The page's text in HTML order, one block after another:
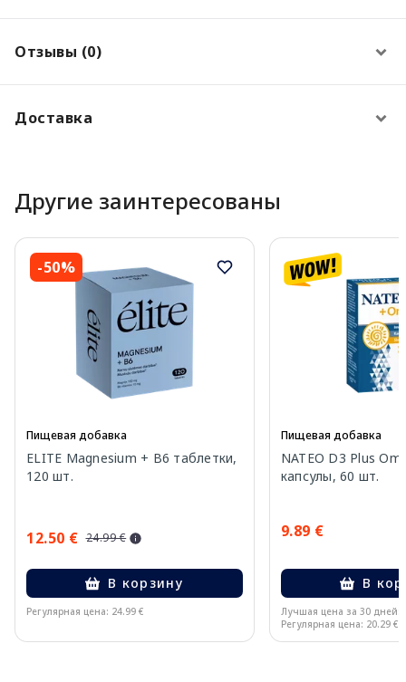
Отзывы (0)
Доставка
Другие заинтересованы
-50%
Пищевая добавка
ELITE Magnesium + B6 таблетки,
120 шт.
12.50 € 24.99 €
В корзину
Регулярная цена: 24.99 €
Пищевая добавка
NATEO D3 Plus
капсулы, 60 шт.
9.89 €
В
Лучшая цена за 30 дней:
Регулярная цена: 20.29 €